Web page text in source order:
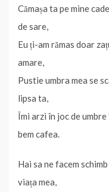
Cămașa ta pe mine
de sare,
Eu ți-am rămas doar
amare,
Pustie umbra mea se
lipsa ta,
Îmi arzi în joc de
bem cafea.
Hai sa ne facem
viața mea,